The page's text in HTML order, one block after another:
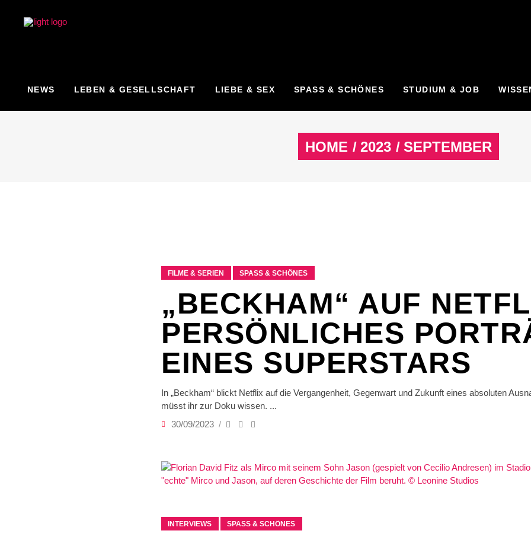
NEWS LEBEN & GESELLSCHAFT LIEBE & SEX SPASS & SCHÖNES STUDIUM & JOB
HOME / 2023 / SEPTEMBER
FILME & SERIEN SPASS & SCHÖNES
„BECKHAM“ AUF
PERSÖNLICHES
EINES SUPERSTARS
In „Beckham“ blickt Netflix auf die Vergangenheit, Gegenwart und Zukunft eines absoluten
müsst ihr zur Doku wissen.
30/09/2023
INTERVIEWS SPASS & SCHÖNES